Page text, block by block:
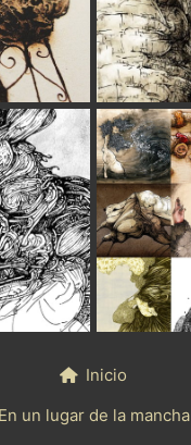
Inicio
En un lugar de la mancha